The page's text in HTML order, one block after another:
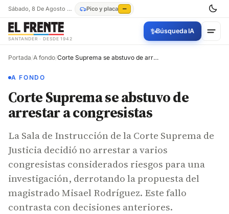
Sábado, 8 De Agosto De 2026 Pico y placa —
SANTANDER · DESDE 1942
✨Búsqueda IA
Portada/A fondo/ Corte Suprema se abstuvo de arrestar a congresistas
A FONDO
Corte Suprema se abstuvo de
arrestar a congresistas
La Sala de Instrucción de la Corte Suprema de
Justicia decidió no arrestar a varios
congresistas considerados riesgos para una
investigación, derrotando la propuesta del
magistrado Misael Rodríguez. Este fallo
contrasta con decisiones anteriores.